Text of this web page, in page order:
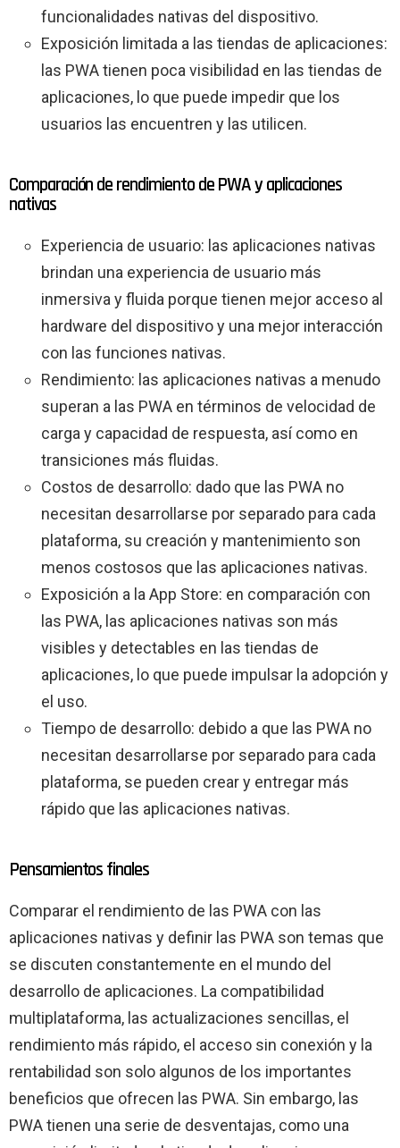
funcionalidades nativas del dispositivo.
Exposición limitada a las tiendas de aplicaciones:
las PWA tienen poca visibilidad en las tiendas de
aplicaciones, lo que puede impedir que los
usuarios las encuentren y las utilicen.
Comparación de rendimiento de PWA y aplicaciones
nativas
Experiencia de usuario: las aplicaciones nativas
brindan una experiencia de usuario más
inmersiva y fluida porque tienen mejor acceso al
hardware del dispositivo y una mejor interacción
con las funciones nativas.
Rendimiento: las aplicaciones nativas a menudo
superan a las PWA en términos de velocidad de
carga y capacidad de respuesta, así como en
transiciones más fluidas.
Costos de desarrollo: dado que las PWA no
necesitan desarrollarse por separado para cada
plataforma, su creación y mantenimiento son
menos costosos que las aplicaciones nativas.
Exposición a la App Store: en comparación con
las PWA, las aplicaciones nativas son más
visibles y detectables en las tiendas de
aplicaciones, lo que puede impulsar la adopción y
el uso.
Tiempo de desarrollo: debido a que las PWA no
necesitan desarrollarse por separado para cada
plataforma, se pueden crear y entregar más
rápido que las aplicaciones nativas.
Pensamientos finales
Comparar el rendimiento de las PWA con las
aplicaciones nativas y definir las PWA son temas que
se discuten constantemente en el mundo del
desarrollo de aplicaciones. La compatibilidad
multiplataforma, las actualizaciones sencillas, el
rendimiento más rápido, el acceso sin conexión y la
rentabilidad son solo algunos de los importantes
beneficios que ofrecen las PWA. Sin embargo, las
PWA tienen una serie de desventajas, como una